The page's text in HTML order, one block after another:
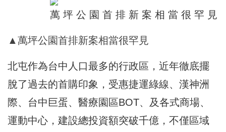
▲萬坪公園首排新案相當很罕見
北屯作為台中人口最多的行政區，近年徹底擺
脫了過去的首購印象，受惠捷運綠線、漢神洲
際、台中巨蛋、醫療園區BOT、及各式商場、
運動中心，建設總投資額突破千億，不僅區域